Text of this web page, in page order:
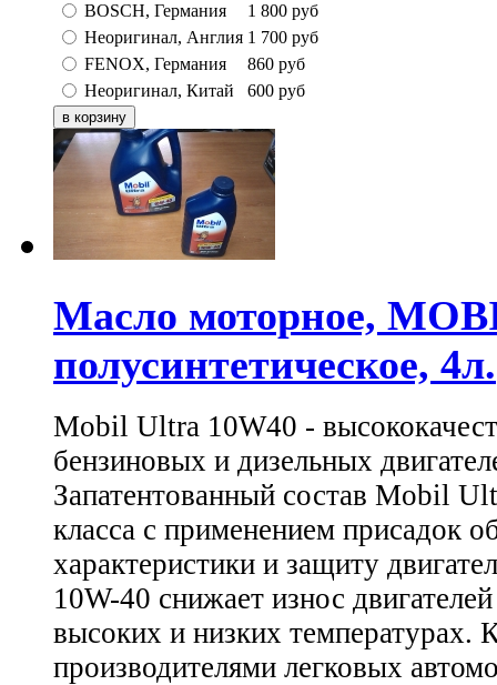
BOSCH, Германия
1 800 руб
Неоригинал, Англия 1 700 руб
FENOX, Германия
860 руб
Неоригинал, Китай
600 руб
Масло моторное,
полусинтетическое, 4л.
Mobil Ultra 10W40 -
бензиновых и дизельных
Запатентованный состав Mobil
класса с применением присадок
характеристики и защиту
10W-40 снижает износ
высоких и низких температурах.
производителями легковых